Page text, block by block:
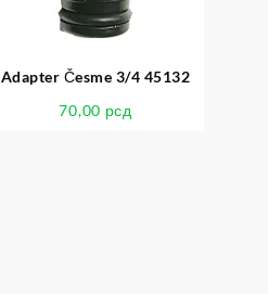
Adapter Česme 3/4 45132
70,00 рсд